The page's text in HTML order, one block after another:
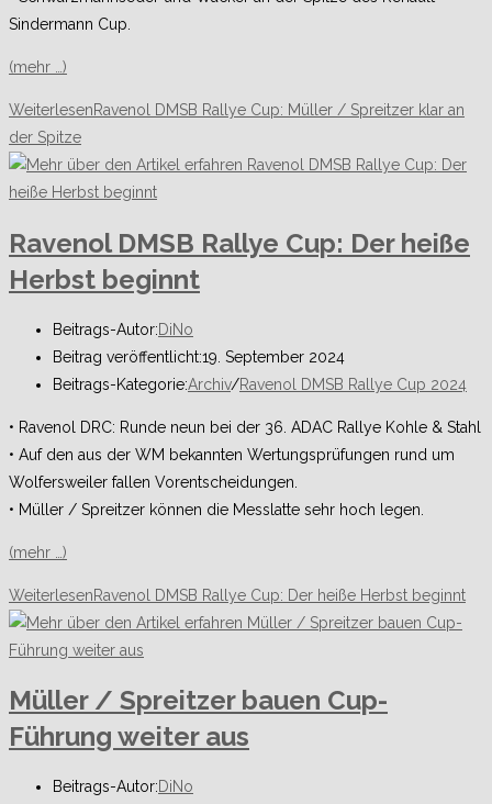
Sindermann Cup.
(mehr …)
WeiterlesenRavenol DMSB Rallye Cup: Müller / Spreitzer klar an
der Spitze
Ravenol DMSB Rallye Cup: Der heiße
Herbst beginnt
Beitrags-Autor:DiNo
Beitrag veröffentlicht:19. September 2024
Beitrags-Kategorie:Archiv/Ravenol DMSB Rallye Cup 2024
• Ravenol DRC: Runde neun bei der 36. ADAC Rallye Kohle & Stahl
• Auf den aus der WM bekannten Wertungsprüfungen rund um
Wolfersweiler fallen Vorentscheidungen.
• Müller / Spreitzer können die Messlatte sehr hoch legen.
(mehr …)
WeiterlesenRavenol DMSB Rallye Cup: Der heiße Herbst beginnt
Müller / Spreitzer bauen Cup-
Führung weiter aus
Beitrags-Autor:DiNo